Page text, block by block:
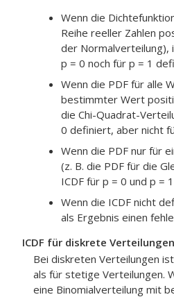
Wenn die
Reihe reeller Zahlen
der Normalverteilung),
p = 0 noch für p = 1
Wenn die PDF für alle
bestimmter Wert
die Chi-Quadrat-
0 definiert, aber nicht
Wenn die PDF nur für
(z. B. die PDF für die
ICDF für p = 0 und p =
Wenn die ICDF nicht
als Ergebnis einen
ICDF für diskrete Verteilungen
Bei diskreten Verteilungen
als für stetige Verteilungen.
eine Binomialverteilung mit